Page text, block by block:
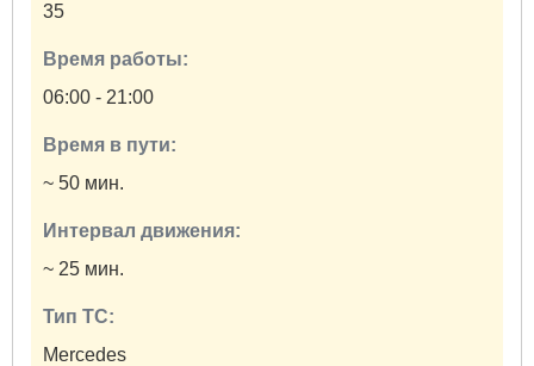
35
Время работы:
06:00 - 21:00
Время в пути:
~ 50 мин.
Интервал движения:
~ 25 мин.
Тип ТС:
Mercedes